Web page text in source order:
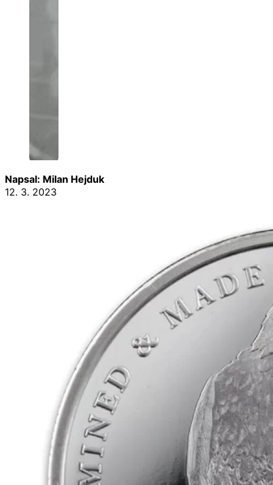
Napsal: Milan Hejduk
12. 3. 2023